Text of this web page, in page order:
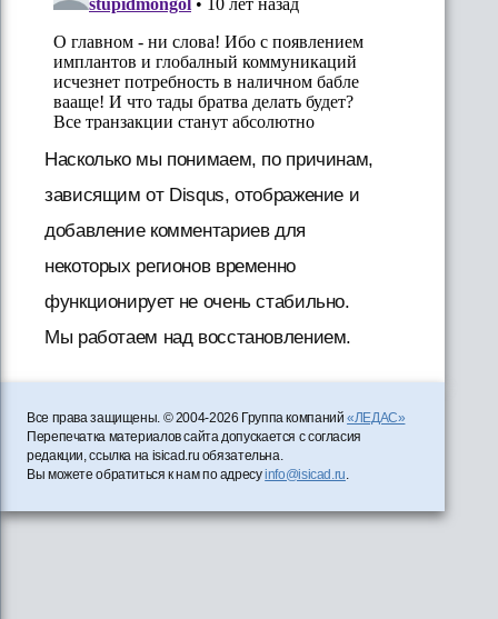
Насколько мы понимаем, по причинам,
зависящим от Disqus, отображение и
добавление комментариев для
некоторых регионов временно
функционирует не очень стабильно.
Мы работаем над восстановлением.
Все права защищены. © 2004-2026 Группа компаний«ЛЕДАС»
Перепечатка материалов сайта допускается с согласия
редакции, ссылка на isicad.ru обязательна.
Вы можете обратиться к нам по адресуinfo@isicad.ru.